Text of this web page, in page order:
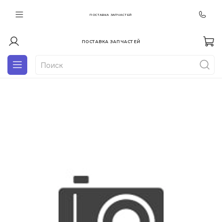
ПОСТАВКА ЗАПЧАСТЕЙ
ПОСТАВКА ЗАПЧАСТЕЙ